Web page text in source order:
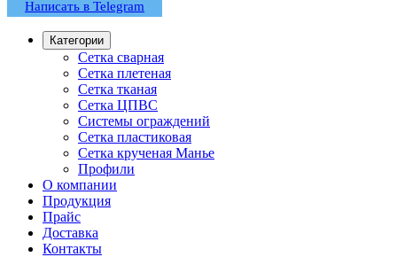
Написать в Telegram
Категории
Сетка сварная
Сетка плетеная
Сетка тканая
Сетка ЦПВС
Системы ограждений
Сетка пластиковая
Сетка крученая Манье
Профили
О компании
Продукция
Прайс
Доставка
Контакты